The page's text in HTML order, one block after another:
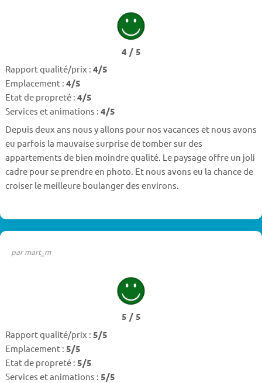
4 / 5
Rapport qualité/prix : 4/5
Emplacement : 4/5
Etat de propreté : 4/5
Services et animations : 4/5
Depuis deux ans nous y allons pour nos vacances et nous avons
eu parfois la mauvaise surprise de tomber sur des
appartements de bien moindre qualité. Le paysage offre un joli
cadre pour se prendre en photo. Et nous avons eu la chance de
croiser le meilleure boulanger des environs.
par mart_m
5 / 5
Rapport qualité/prix : 5/5
Emplacement : 5/5
Etat de propreté : 5/5
Services et animations : 5/5